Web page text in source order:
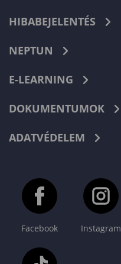
HIBABEJELENTÉS
NEPTUN
E-LEARNING
DOKUMENTUMOK
ADATVÉDELEM
Facebook Instagram